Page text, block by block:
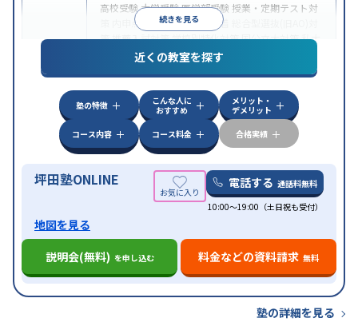
続きを見る
高校受験大学受験医学部受験 授業・定期テスト対
内申点対策学習習慣の定着
策推薦入試対策学校別特化対策国公立大対策私大
共通テスト対策英検(英語検定)対策
その
特徴
中高一貫校生に対応授業の振替可能 不登校生に対
学習にPC・タブレットを利用オンライン対応
科目から受講可能季節講習のみの受講可発達障害
の子どもに対応
近くの教室を探す
塾の特徴
こんな人に
おすすめ
メリット・
デメリット
コース内容
コース料金 合格実績
坪田塾ONLINE 電話する 通話料無料
10:00～19:00（土日祝も受付）
地図を見る
説明会(無料) を申し込む 料金などの資料請求 無料
塾の詳細を見る